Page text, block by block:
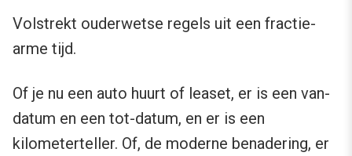
Volstrekt ouderwetse regels uit een fractie-
arme tijd.
Of je nu een auto huurt of leaset, er is een van-
datum en een tot-datum, en er is een
kilometerteller. Of, de moderne benadering, er